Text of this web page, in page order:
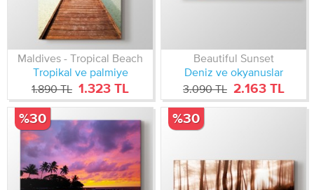
Maldives - Tropical Beach
Tropikal ve palmiye
1.890 TL 1.323 TL
Beautiful Sunset
Deniz ve okyanuslar
3.090 TL 2.163 TL
%30 %30